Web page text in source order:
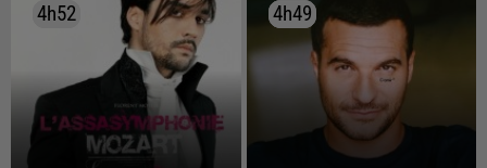
4h52
4h52 4h49
4h49